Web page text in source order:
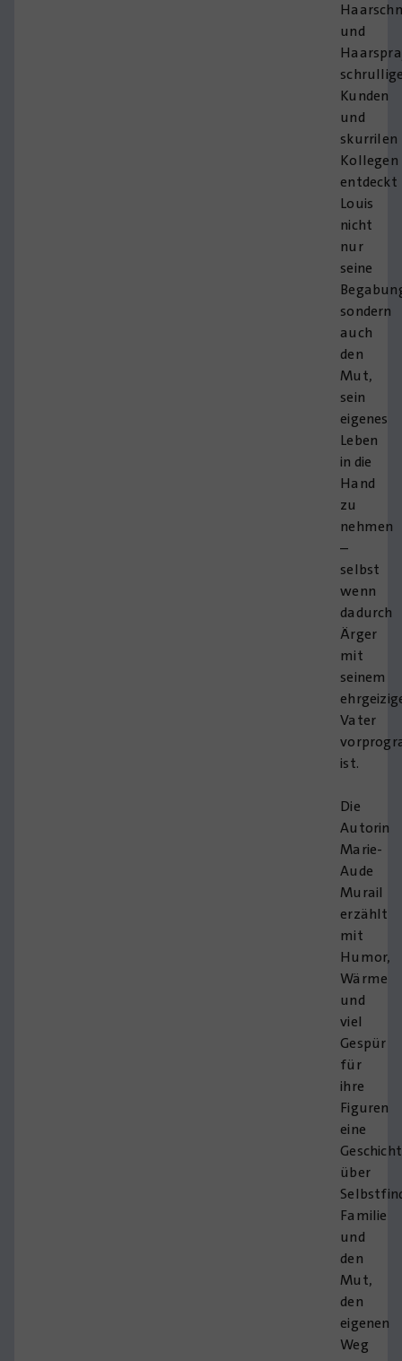
und
Kunden
und
skurrilen
Kollegen
entdeckt
Louis
nicht
nur
seine
sondern
auch
den
Mut,
sein
eigenes
Leben
in die
Hand
zu
nehmen
–
selbst
wenn
dadurch
Ärger
mit
seinem
Vater
ist.
Die
Autorin
Marie-
Aude
Murail
erzählt
mit
Humor,
Wärme
und
viel
Gespür
für
ihre
Figuren
eine
über
Familie
und
den
Mut,
den
eigenen
Weg